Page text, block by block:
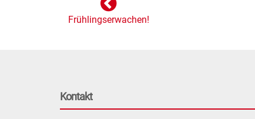
Frühlingserwachen!
Kontakt